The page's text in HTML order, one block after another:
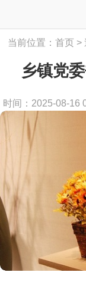
当前位置：首页 >
乡镇党
时间：2025-08-16